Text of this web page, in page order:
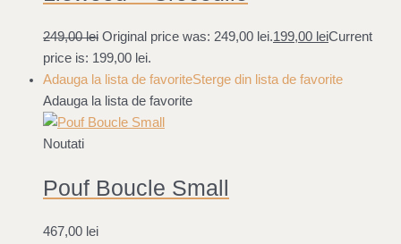
249,00lei Original price was: 249,00 lei.199,00 leiCurrent
price is: 199,00 lei.
Adauga la lista de favoriteSterge din lista de favorite
Adauga la lista de favorite
Noutati
Pouf Boucle Small
467,00 lei